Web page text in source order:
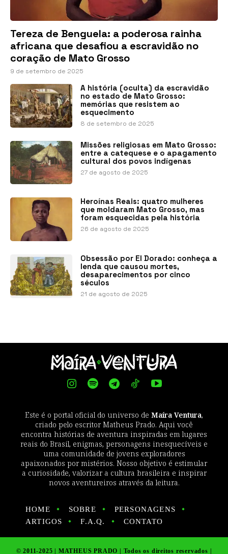
Tereza de Benguela: a poderosa rainha
africana que desafiou a escravidão no
coração de Mato Grosso
9 de setembro de 2025
A história (oculta) da escravidão
no estado de Mato Grosso:
memórias que resistem ao
esquecimento
8 de setembro de 2025
Missões religiosas em Mato Grosso:
entre a catequese e o apagamento
cultural dos povos indígenas
27 de agosto de 2025
Heroínas Reais: quatro mulheres
que moldaram Mato Grosso, mas
foram esquecidas pela história
26 de agosto de 2025
Obsessão por El Dorado: conheça a
lenda que causou mortes,
desaparecimentos por cinco
séculos
21 de agosto de 2025
Este é o portal oficial do universo de Maíra Ventura,
criado pelo escritor Matheus Prado. Aqui você
encontra histórias de aventura inspiradas em lugares
reais do Brasil, enigmas, personagens inesquecíveis e
uma comunidade de jovens exploradores
apaixonados por mistérios. Nosso objetivo é estimular
a curiosidade, valorizar a cultura brasileira e inspirar
novos aventureiros através da leitura.
HOME SOBRE
PERSONAGENS
ARTIGOS
F.A.Q. CONTATO
© 2011-2025 | MATHEUS PRADO | Todos os direitos reservados |